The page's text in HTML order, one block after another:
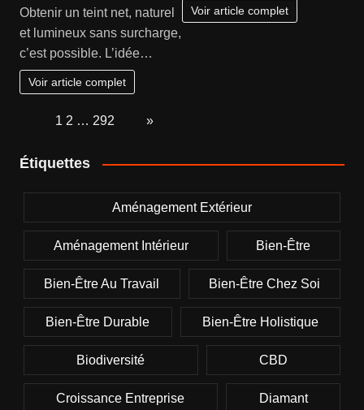
Obtenir un teint net, naturel
et lumineux sans surcharge,
c’est possible. L’idée…
Voir article complet
Voir article complet
1 2 … 292 »
Étiquettes
Aménagement Extérieur
Aménagement Intérieur Bien-Être
Bien-Être Au Travail Bien-Être Chez Soi
Bien-Être Durable Bien-Être Holistique
Biodiversité CBD
Croissance Entreprise Diamant